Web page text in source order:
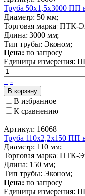
Труба 50x1,5x3000 ПП
Диаметр: 50 мм;
Торговая марка: ПТК-
Длина: 3000 мм;
Тип трубы: Эконом;
Цена: по запросу
Единицы измерения:
+ -
В корзину
В избранное
К сравнению
Артикул: 16068
Труба 110x2,2x150 ПП
Диаметр: 110 мм;
Торговая марка: ПТК-
Длина: 150 мм;
Тип трубы: Эконом;
Цена: по запросу
Единицы измерения: